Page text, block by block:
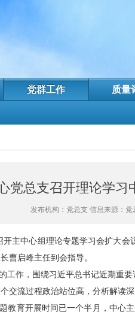
党群工作 质量
党总支召开理论学习
发布机构：党总支 信息来源：
主中心组理论专题学习会扩大会
曹启峰主任到会指导。
工作，围绕习近平总书记近期重
交流过程政治站位高，分析解读
教育开展时间已一个半月，中心